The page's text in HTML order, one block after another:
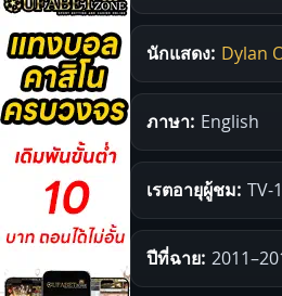
นักแสดง: Dylan
ภาษา: English
เรตอายุผู้ชม: TV-
ปีที่ฉาย: